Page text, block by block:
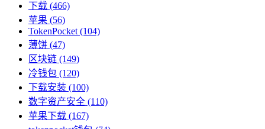
下载 (466)
苹果 (56)
TokenPocket (104)
薄饼 (47)
区块链 (149)
冷钱包 (120)
下载安装 (100)
数字资产安全 (110)
苹果下载 (167)